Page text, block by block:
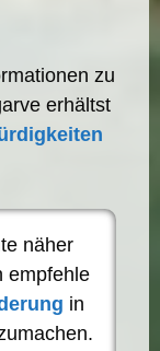
zu
erhältst
näher
empfehle
in